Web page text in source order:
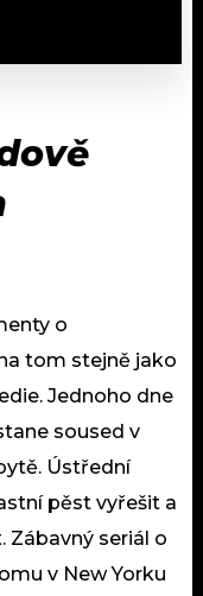
o
tom stejně jako
Jednoho dne
soused v
Ústřední
pěst vyřešit a
seriál o
v New Yorku